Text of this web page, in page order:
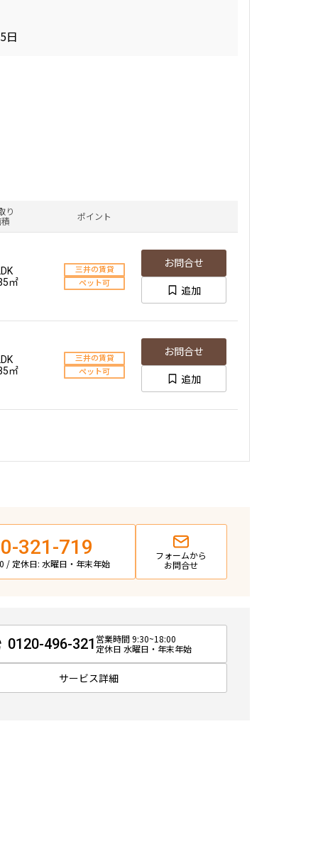
日
り
ポイント
㎡
三井の賃貸
ペット可
お問合せ
追加
㎡
三井の賃貸
ペット可
お問合せ
追加
321-719
/ 定休日: 水曜日・年末年始
フォームから
お問合せ
0120-496-321 営業時間 9:30~18:00
定休日 水曜日・年末年始
サービス詳細